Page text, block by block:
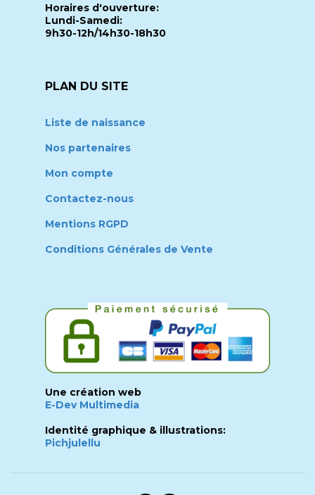
Horaires d'ouverture:
Lundi-Samedi:
9h30-12h/14h30-18h30
PLAN DU SITE
Liste de naissance
Nos partenaires
Mon compte
Contactez-nous
Mentions RGPD
Conditions Générales de Vente
Une création web
E-Dev Multimedia
Identité graphique & illustrations:
Pichjulellu